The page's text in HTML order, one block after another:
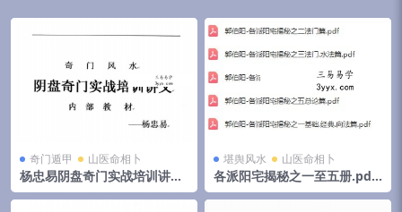
奇门遁甲 山医命相卜
杨忠易阴盘奇门实战培训讲义.
pdf 174页高清电子版 百度云
堪舆风水 山医命相卜
各派阳宅揭秘之一至五册.pdf
郭伯阳 百度云下载！